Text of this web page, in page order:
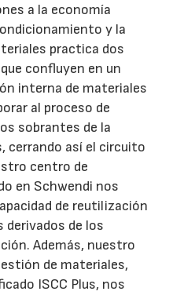
a la economía
y la
practica dos
confluyen en un
interna de materiales
al proceso de
sobrantes de la
cerrando así el circuito
centro de
en Schwendi nos
de reutilización
de los
Además, nuestro
de materiales,
ISCC Plus, nos